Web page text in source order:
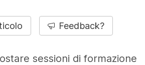
Feedback?
sessioni di formazione